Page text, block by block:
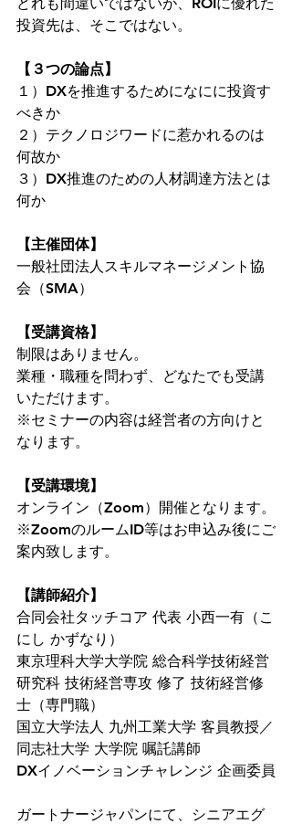
投資先は、そこではない。
【３つの論点】
１）DXを推進するためになにに投資す
べきか
２）テクノロジワードに惹かれるのは
何故か
３）DX推進のための人材調達方法とは
何か
【主催団体】
一般社団法人スキルマネージメント協
会（SMA）
【受講資格】
制限はありません。
業種・職種を問わず、どなたでも受講
いただけます。
※セミナーの内容は経営者の方向けと
なります。
【受講環境】
オンライン（Zoom）開催となります。
※ZoomのルームID等はお申込み後にご
案内致します。
【講師紹介】
合同会社タッチコア 代表 小西一有（こ
にし かずなり）
東京理科大学大学院 総合科学技術経営
研究科 技術経営専攻 修了 技術経営修
士（専門職）
国立大学法人 九州工業大学 客員教授／
同志社大学 大学院 嘱託講師
DXイノベーションチャレンジ 企画委員
ガートナージャパンにて、シニアエグ